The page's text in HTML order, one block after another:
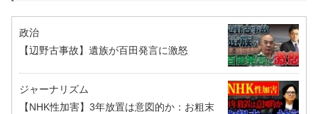
政治
【辺野古事故】遺族が百田発言に激怒
ジャーナリズム
【NHK性加害】3年放置は意図的か：お粗末